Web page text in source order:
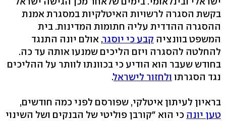
בקשת הסגרה לרשויות האיטלקיות במסגרת אמנת
ההסגרה ההדדית עליה חתומות המדינות. בית
המשפט בוונציה קבע כי יוסגר, אולם יונה התנגד
להחלטה להסגרה ויזם הליכים שמנעו אותה עד כה.
בחודש שעבר הוא הודיע כי בכוונתו לוותר על ההליכים
נגד הסגרתו ולחזור לישראל.
בראיון לעיתון איטלקי, שפורסם לפני כמה חודשים,
טען יונה כי הוא "קורבן פוליטי של הבנקים ושל השינוי